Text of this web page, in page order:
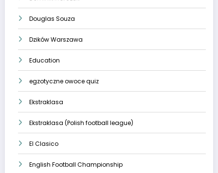
Douglas Souza
Dzików Warszawa
Education
egzotyczne owoce quiz
Ekstraklasa
Ekstraklasa (Polish football league)
El Clasico
English Football Championship